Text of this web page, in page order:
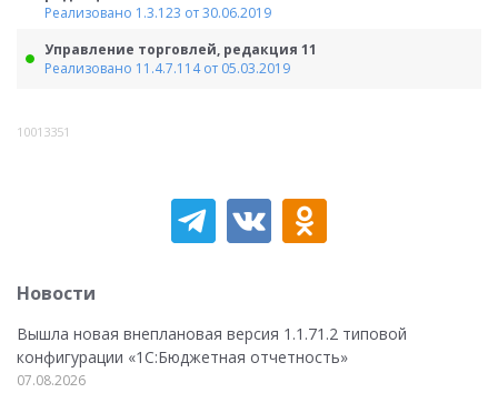
Реализовано 1.3.123 от 30.06.2019
Управление торговлей, редакция 11
Реализовано 11.4.7.114 от 05.03.2019
10013351
Новости
Вышла новая внеплановая версия 1.1.71.2 типовой
конфигурации «1C:Бюджетная отчетность»
07.08.2026